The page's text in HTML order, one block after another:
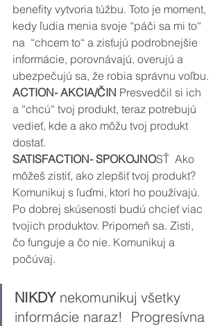
benefity vytvoria túžbu. Toto je moment,
kedy ľudia menia svoje “páči sa mi to“
na  “chcem to“ a zisťujú podrobnejšie
informácie, porovnávajú, overujú a
ubezpečujú sa, že robia správnu voľbu.
ACTION- AKCIA/ČIN Presvedčil si ich
a “chcú“ tvoj produkt, teraz potrebujú
vedieť, kde a ako môžu tvoj produkt
dostať.
SATISFACTION- SPOKOJNOSŤ  Ako
môžeš zistiť, ako zlepšiť tvoj produkt?
Komunikuj s ľuďmi, ktorí ho používajú.
Po dobrej skúsenosti budú chcieť viac
tvojich produktov. Pripomeň sa. Zisti,
čo funguje a čo nie. Komunikuj a
počúvaj.
NIKDY nekomunikuj všetky
informácie naraz!  Progresívna